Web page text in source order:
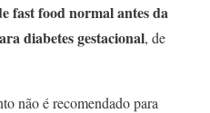
fast food normal antes da
diabetes gestacional, de
não é recomendado para